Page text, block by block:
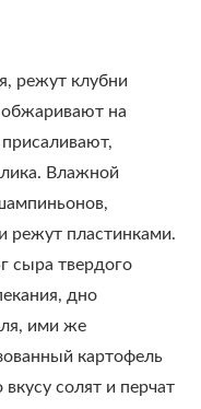
режут клубни
на
Влажной
режут пластинками.
сыра твердого
дно
ими же
картофель
солят и перчат